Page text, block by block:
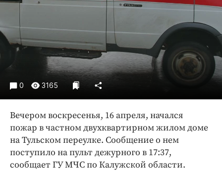
Праздники
Спорт
Экономика и бизнес
ПРОЕКТЫ
Медиаперсона
Интересное чтиво
Клиника года
Бренд года
0 3165
Вечером воскресенья, 16 апреля, начался
пожар в частном двухквартирном жилом доме
на Тульском переулке. Сообщение о нем
поступило на пульт дежурного в 17:37,
сообщает ГУ МЧС по Калужской области.